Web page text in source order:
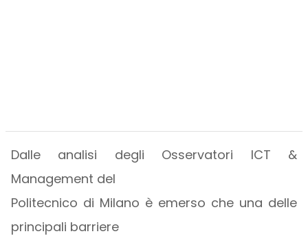
Dalle analisi degli Osservatori ICT &
Management del
Politecnico di Milano è emerso che una delle
principali barriere